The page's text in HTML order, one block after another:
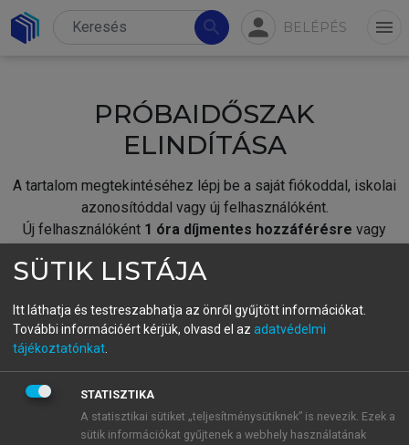
search person BELÉPÉS menu
PRÓBAIDŐSZAK
ELINDÍTÁSA
A tartalom megtekintéséhez lépj be a saját fiókoddal, iskolai
azonosítóddal vagy új felhasználóként.
Új felhasználóként 1 óra díjmentes hozzáférésre vagy
fiókoddal,vagy hozz létre új fiókot.
A regisztráció után apróbaidőszakautomatikusan
BELÉPÉS SAJÁT FIÓKKAL
SÜTIK LISTÁJA
Itt láthatja és testreszabhatja az önről gyűjtött információkat.
További információért kérjük, olvasd el az adatvédelmi
tájékoztatónkat
STATISZTIKA
A statisztikai sütiket „teljesítménysütiknek” is nevezik. Ezek a
sütik információkat gyűjtenek a webhely használatának